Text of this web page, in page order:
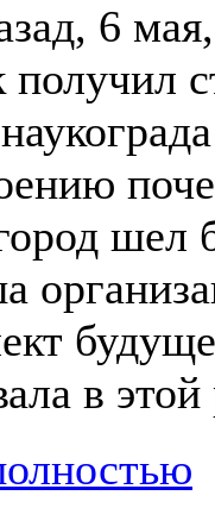
6
шел
в этой